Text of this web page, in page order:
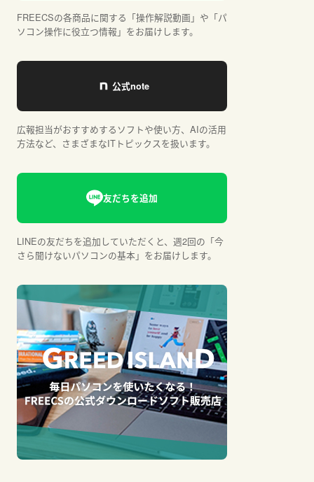
FREECSの各商品に関する「操作解説動画」や「パ
ソコン操作に役立つ情報」をお届けします。
広報担当がおすすめするソフトや使い方、AIの活用
方法など、さまざまなITトピックスを扱います。
LINEの友だちを追加していただくと、週2回の「今
さら聞けないパソコンの基本」をお届けします。